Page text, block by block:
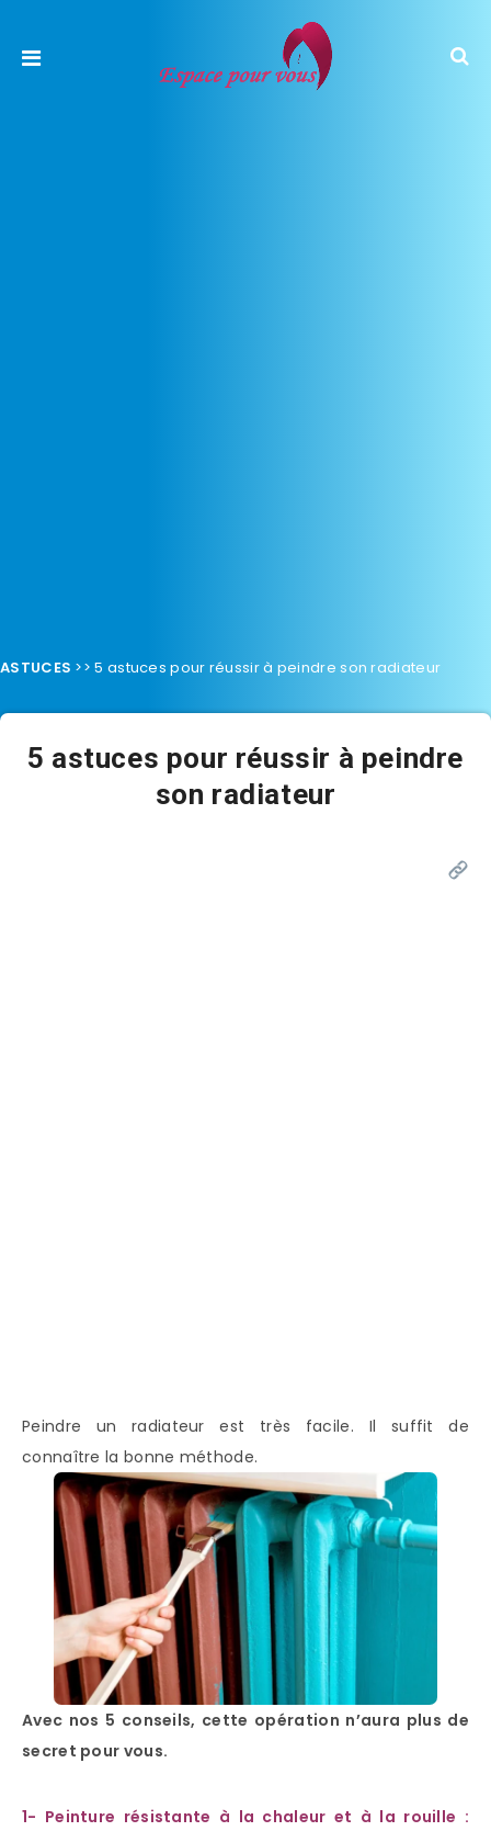
ASTUCES >>5 astuces pour réussir à peindre son radiateur
5 astuces pour réussir à peindre
son radiateur
Peindre un radiateur est très facile. Il suffit de
connaître la bonne méthode.
Avec nos 5 conseils, cette opération n’aura plus de
secret pour vous.
1- Peinture résistante à la chaleur et à la rouille :